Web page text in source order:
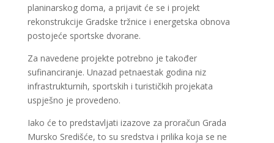
planinarskog doma, a prijavit će se i projekt
rekonstrukcije Gradske tržnice i energetska obnova
postojeće sportske dvorane.
Za navedene projekte potrebno je također
sufinanciranje. Unazad petnaestak godina niz
infrastrukturnih, sportskih i turističkih projekata
uspješno je provedeno.
Iako će to predstavljati izazove za proračun Grada
Mursko Središće, to su sredstva i prilika koja se ne